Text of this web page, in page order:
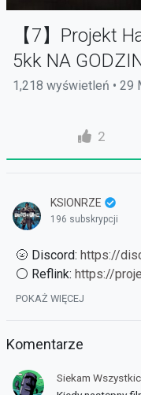
【7】Projekt
5kk NA
1,218 wyświetleń • 29
2
KSIONRZE
196 subskrypcji
🌝 Discord: https://
⚪ Reflink: https://
🔵Fanpage:
🧡 Donate:https://
POKAŻ WIĘCEJ
Komentarze
Siekam